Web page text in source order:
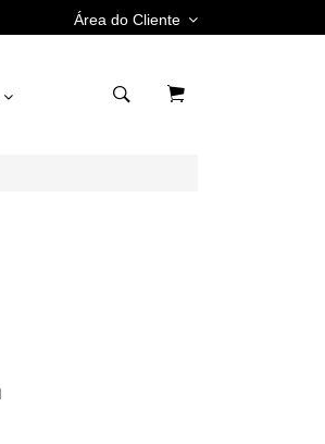
Área do Cliente